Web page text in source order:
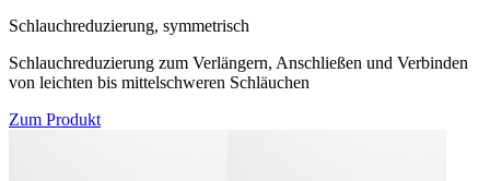
Schlauchreduzierung, symmetrisch
Schlauchreduzierung zum Verlängern, Anschließen und Verbinden
von leichten bis mittelschweren Schläuchen
Zum Produkt